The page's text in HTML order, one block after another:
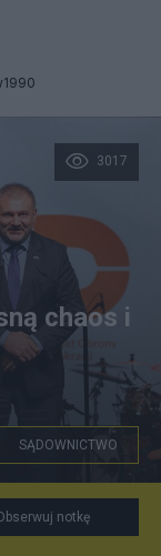
3017
chaos i
SĄDOWNICTWO
notkę